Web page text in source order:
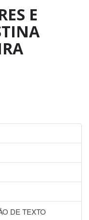
E
DE TEXTO